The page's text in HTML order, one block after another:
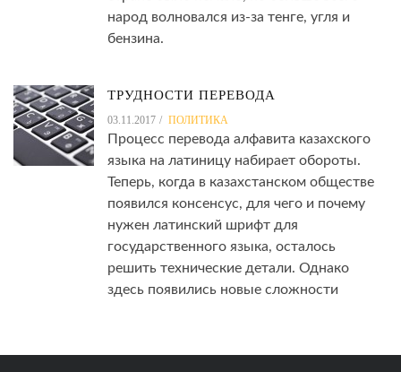
народ волновался из-за тенге, угля и
бензина.
ТРУДНОСТИ ПЕРЕВОДА
03.11.2017 ПОЛИТИКА
Процесс перевода алфавита казахского
языка на латиницу набирает обороты.
Теперь, когда в казахстанском обществе
появился консенсус, для чего и почему
нужен латинский шрифт для
государственного языка, осталось
решить технические детали. Однако
здесь появились новые сложности